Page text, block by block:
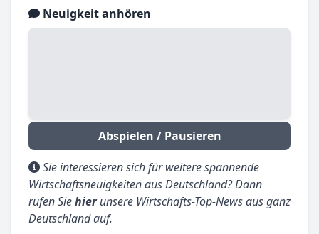
Neuigkeit anhören
Abspielen / Pausieren
Sie interessieren sich für weitere spannende
Wirtschaftsneuigkeiten aus Deutschland? Dann
rufen Siehierunsere Wirtschafts-Top-News aus ganz
Deutschland auf.